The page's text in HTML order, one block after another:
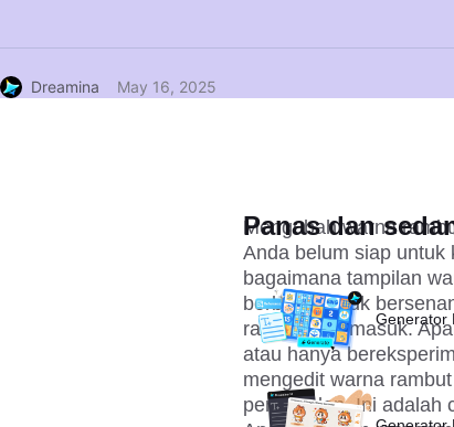
Dreamina May 16, 2025
Mengubah warna
Anda belum siap untuk
bagaimana tampilan
berbeda untuk
rambut foto masuk.
atau hanya
mengedit warna
penyesalan. Ini adalah
Panas dan
Generator